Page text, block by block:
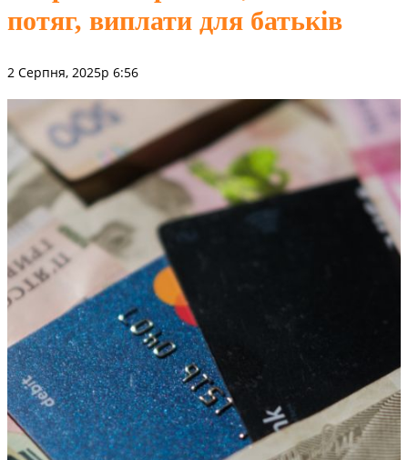
потяг, виплати для батьків
2 Серпня, 2025р 6:56